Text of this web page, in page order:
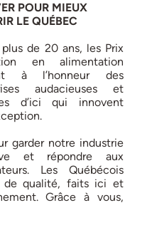
POUR MIEUX
LE QUÉBEC
plus de 20 ans, les Prix
en alimentation
à l’honneur des
audacieuses et
d’ici qui innovent
garder notre industrie
et répondre aux
Les Québécois
de qualité, faits ici et
Grâce à vous,